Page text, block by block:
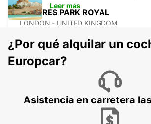
LONDRES PARK ROYAL
LONDON - UNITED KINGDOM
LONDRES CROYDON
CROYDON - UNITED KINGDOM
Leer más
¿Por qué alquilar un
Europcar?
Asistencia en carretera